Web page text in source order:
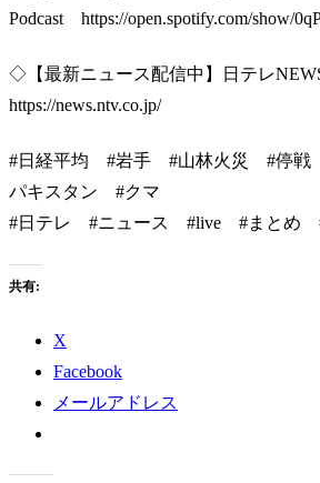
Podcast https://open.spotify.com/show/
◇【最新ニュース配信中】日テレ
https://news.ntv.co.jp/
#日経平均 #岩手 #山林火災 #停
パキスタン #クマ
#日テレ​​ #ニュース​ #live #まとめ
共有:
X
Facebook
メールアドレス